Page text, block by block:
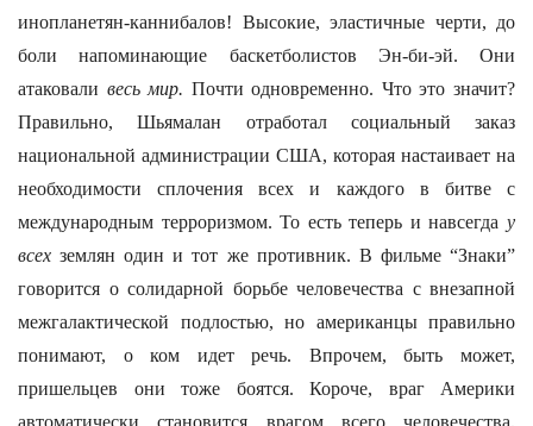
инопланетян-каннибалов! Высокие, эластичные черти, до
боли напоминающие баскетболистов Эн-би-эй. Они
атаковали весь мир. Почти одновременно. Что это значит?
Правильно, Шьямалан отработал социальный заказ
национальной администрации США, которая настаивает на
необходимости сплочения всех и каждого в битве с
международным терроризмом. То есть теперь и навсегда у
всех землян один и тот же противник. В фильме “Знаки”
говорится о солидарной борьбе человечества с внезапной
межгалактической подлостью, но американцы правильно
понимают, о ком идет речь. Впрочем, быть может,
пришельцев они тоже боятся. Короче, враг Америки
автоматически становится врагом всего человечества.